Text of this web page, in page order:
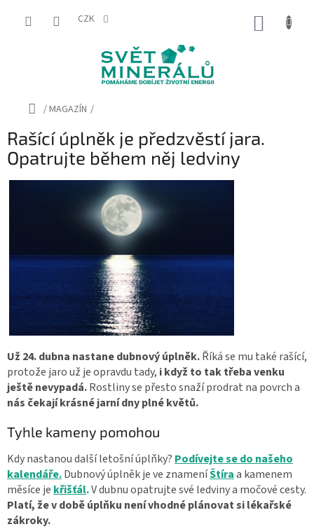
CZK
Domů
/MAGAZÍN /
Rašící úplněk je předzvěstí jara.
Opatrujte během něj ledviny
Už 24. dubna nastane dubnový úplněk.Říká se mu také rašící,
protože jaro už je opravdu tady, i když to tak třeba venku
ještě nevypadá.Rostliny se přesto snaží prodrat na povrch a
nás čekají krásné jarní dny plné květů.
Tyhle kameny pomohou
Kdy nastanou další letošní úplňky? Podívejte se do našeho
kalendáře.Dubnový úplněk je ve znameníŠtíraa kamenem
měsíce je křišťál.V dubnu opatrujte své ledviny a močové cesty.
Platí, že v době úplňku není vhodné plánovat si lékařské
zákroky.